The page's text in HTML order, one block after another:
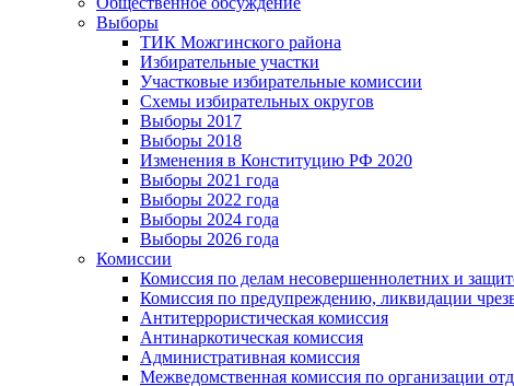
Выборы
ТИК Можгинского района
Избирательные участки
Участковые избирательные комиссии
Схемы избирательных округов
Выборы 2017
Выборы 2018
Изменения в Конституцию РФ 2020
Выборы 2021 года
Выборы 2022 года
Выборы 2024 года
Выборы 2026 года
Комиссии
Комиссия по делам несовершеннолетних и
Комиссия по предупреждению, ликвидации
Антитеррористическая комиссия
Антинаркотическая комиссия
Административная комиссия
Межведомственная комиссия по организации